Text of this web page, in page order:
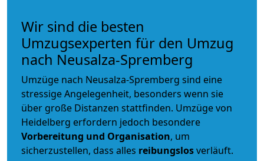
Wir sind die besten
Umzugsexperten für den Umzug
nach Neusalza-Spremberg
Umzüge nach Neusalza-Spremberg sind eine
stressige Angelegenheit, besonders wenn sie
über große Distanzen stattfinden. Umzüge von
Heidelberg erfordern jedoch besondere
Vorbereitung und Organisation, um
sicherzustellen, dass alles reibungslosverläuft.